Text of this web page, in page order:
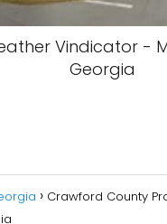
Vindicator -
Georgia
Crawford County